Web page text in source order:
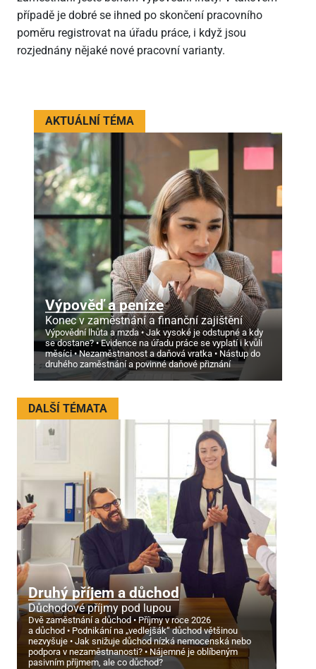
případě je dobré se ihned po skončení pracovního
poměru registrovat na úřadu práce, i když jsou
rozjednány nějaké nové pracovní varianty.
AKTUÁLNÍ TÉMA
Výpověď a peníze
Konec v zaměstnání a finanční zajištění
Výpovědní lhůta a mzda
Jak vysoké je odstupné a kdy
se dostane?
Evidence na úřadu práce se vyplatí i kvůli
měsíci
Nezaměstnanost a daňová vratka
Nástup do
druhého zaměstnání a povinné daňové přiznání
DALŠÍ TÉMATA
Druhý příjem a důchod
Důchodové příjmy pod lupou
Dvě zaměstnání a důchod
Příjmy v roce 2026
a důchod
Podnikání na „vedlejšák“ důchod většinou
nezvyšuje
Jak snižuje důchod nízká nemocenská nebo
podpora v nezaměstnanosti?
Nájemné je oblíbeným
pasivním příjmem, ale co důchod?